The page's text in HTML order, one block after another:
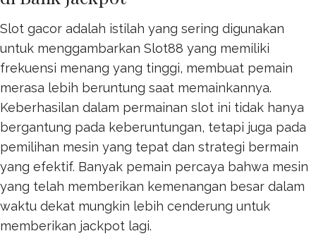
Slot gacor adalah istilah yang sering digunakan
untuk menggambarkan Slot88 yang memiliki
frekuensi menang yang tinggi, membuat pemain
merasa lebih beruntung saat memainkannya.
Keberhasilan dalam permainan slot ini tidak hanya
bergantung pada keberuntungan, tetapi juga pada
pemilihan mesin yang tepat dan strategi bermain
yang efektif. Banyak pemain percaya bahwa mesin
yang telah memberikan kemenangan besar dalam
waktu dekat mungkin lebih cenderung untuk
memberikan jackpot lagi.